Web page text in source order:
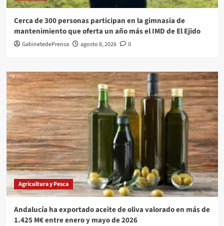
Cerca de 300 personas participan en la gimnasia de
mantenimiento que oferta un año más el IMD de El Ejido
GabinetedePrensa agosto 8, 2026 0
Agricultura y Pesca
Andalucía ha exportado aceite de oliva valorado en más de
1.425 M€ entre enero y mayo de 2026